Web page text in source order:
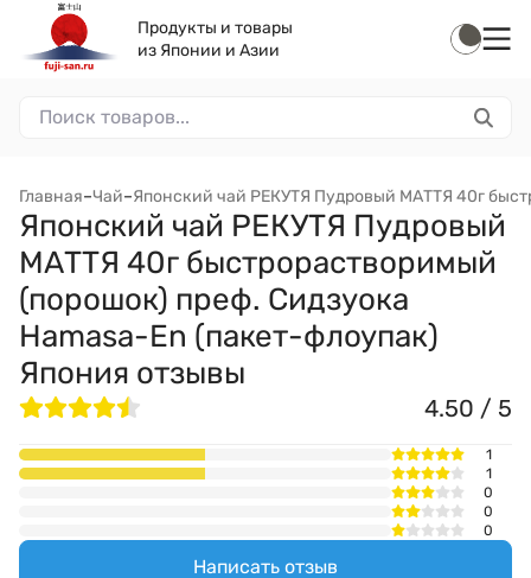
Продукты и товары
из Японии и Азии
Главная–Чай–Японский чай РЕКУТЯ Пудровый МАТТЯ 40г
Японский чай РЕКУТЯ Пудровый
МАТТЯ 40г быстрорастворимый
(порошок) преф. Сидзуока
Hamasa-En (пакет-флоупак)
Япония отзывы
4.50 / 5
1
1
0
0
0
Написать отзыв